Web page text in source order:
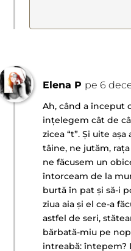
Elena P pe 6
Ah, când a început
ințelegem cât de
zicea “t”. Și uite
tâine, ne jutăm,
ne făcusem un
întorceam de la
burtă în pat și să-i
ziua aia și el ce-a
astfel de seri,
bărbată-miu pe
intreabă: întepem?